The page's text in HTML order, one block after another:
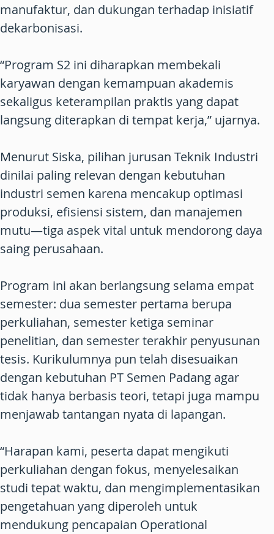
manufaktur, dan dukungan terhadap inisiatif
dekarbonisasi.
“Program S2 ini diharapkan membekali
karyawan dengan kemampuan akademis
sekaligus keterampilan praktis yang dapat
langsung diterapkan di tempat kerja,” ujarnya.
Menurut Siska, pilihan jurusan Teknik Industri
dinilai paling relevan dengan kebutuhan
industri semen karena mencakup optimasi
produksi, efisiensi sistem, dan manajemen
mutu—tiga aspek vital untuk mendorong daya
saing perusahaan.
Program ini akan berlangsung selama empat
semester: dua semester pertama berupa
perkuliahan, semester ketiga seminar
penelitian, dan semester terakhir penyusunan
tesis. Kurikulumnya pun telah disesuaikan
dengan kebutuhan PT Semen Padang agar
tidak hanya berbasis teori, tetapi juga mampu
menjawab tantangan nyata di lapangan.
“Harapan kami, peserta dapat mengikuti
perkuliahan dengan fokus, menyelesaikan
studi tepat waktu, dan mengimplementasikan
pengetahuan yang diperoleh untuk
mendukung pencapaian Operational